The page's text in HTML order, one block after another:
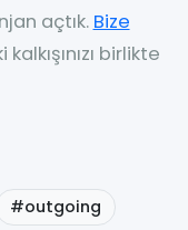
açtık. Bize
birlikte
#outgoing